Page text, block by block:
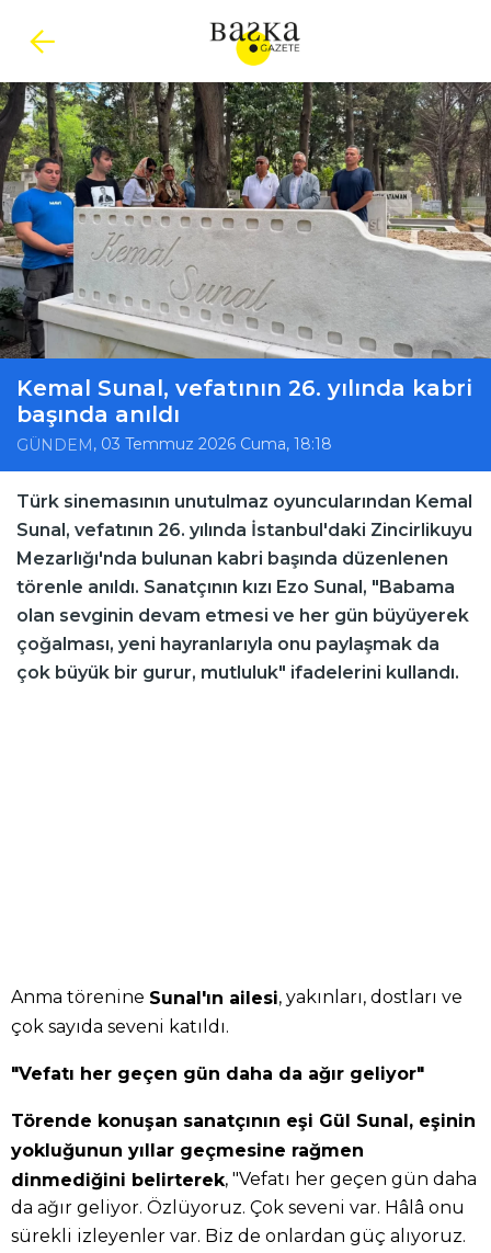
Kemal Sunal, vefatının 26. yılında kabri
başında anıldı
GÜNDEM , 03 Temmuz 2026 Cuma, 18:18
Türk sinemasının unutulmaz oyuncularından Kemal
Sunal, vefatının 26. yılında İstanbul'daki Zincirlikuyu
Mezarlığı'nda bulunan kabri başında düzenlenen
törenle anıldı. Sanatçının kızı Ezo Sunal, "Babama
olan sevginin devam etmesi ve her gün büyüyerek
çoğalması, yeni hayranlarıyla onu paylaşmak da
çok büyük bir gurur, mutluluk" ifadelerini kullandı.
Anma törenine Sunal'ın ailesi, yakınları, dostları ve
çok sayıda seveni katıldı.
"Vefatı her geçen gün daha da ağır geliyor"
Törende konuşan sanatçının eşi Gül Sunal, eşinin
yokluğunun yıllar geçmesine rağmen
dinmediğini belirterek, "Vefatı her geçen gün daha
da ağır geliyor. Özlüyoruz. Çok seveni var. Hâlâ onu
sürekli izleyenler var. Biz de onlardan güç alıyoruz.